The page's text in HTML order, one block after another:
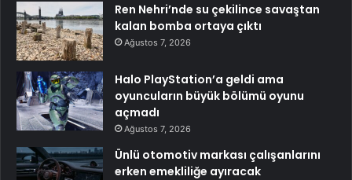
Ren Nehri’nde su çekilince savaştan
kalan bomba ortaya çıktı
Ağustos 7, 2026
Halo PlayStation’a geldi ama
oyuncuların büyük bölümü oyunu
açmadı
Ağustos 7, 2026
Ünlü otomotiv markası çalışanlarını
erken emekliliğe ayıracak